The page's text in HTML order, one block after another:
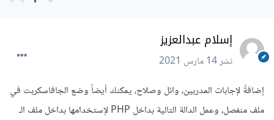
إسلام عبدالعزيز
نشر14 مارس 2021
إضافةً لإجابات المدربين، وائل وصلاح، يمكنك أيضاً وضع الجافاسكربت في
ملف منفصل، وعمل الدالة التالية بداخل PHP لإستخدامها بداخل ملف الـ